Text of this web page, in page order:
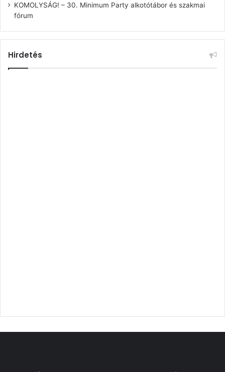
KOMOLYSÁG! – 30. Minimum Party alkotótábor és szakmai
fórum
Hirdetés